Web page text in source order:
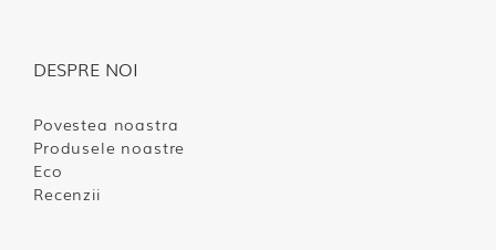
DESPRE NOI
Povestea noastra
Produsele noastre
Eco
Recenzii